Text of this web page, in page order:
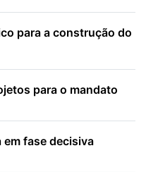
para a construção do
para o mandato
em fase decisiva